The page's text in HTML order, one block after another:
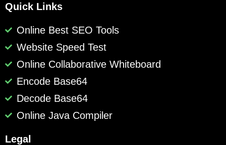
Quick Links
Online Best SEO Tools
Website Speed Test
Online Collaborative Whiteboard
Encode Base64
Decode Base64
Online Java Compiler
Legal